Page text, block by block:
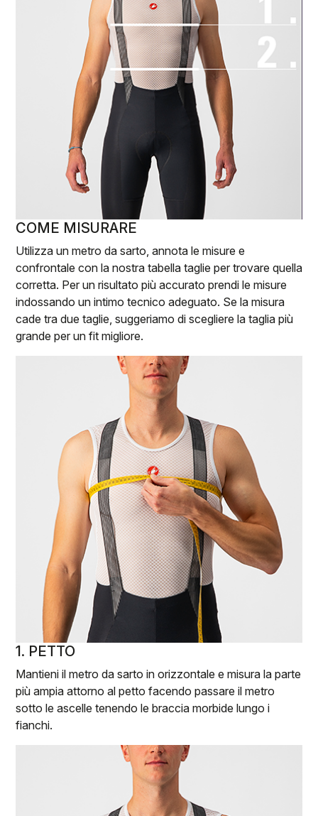
COME MISURARE
Utilizza un metro da sarto, annota le misure e
confrontale con la nostra tabella taglie per trovare quella
corretta. Per un risultato più accurato prendi le misure
indossando un intimo tecnico adeguato. Se la misura
cade tra due taglie, suggeriamo di scegliere la taglia più
grande per un fit migliore.
1. PETTO
Mantieni il metro da sarto in orizzontale e misura la parte
più ampia attorno al petto facendo passare il metro
sotto le ascelle tenendo le braccia morbide lungo i
fianchi.